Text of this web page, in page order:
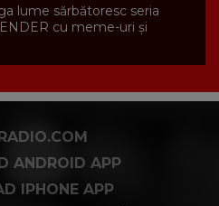
lume sărbătoresc seria
cu meme-uri și
ANDROID APP
IPHONE APP